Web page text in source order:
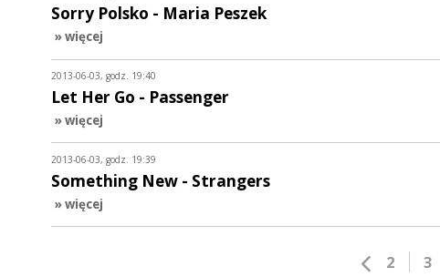
Sorry Polsko - Maria Peszek
» więcej
2013-06-03, godz. 19:40
Let Her Go - Passenger
» więcej
2013-06-03, godz. 19:39
Something New - Strangers
» więcej
2 3